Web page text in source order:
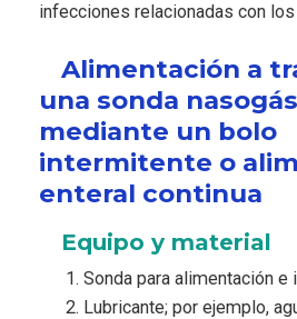
infecciones relacionadas con
Alimentación a
una sonda
mediante un bolo
intermitente o
enteral continua
Equipo y material
Sonda para alimentación e
Lubricante; por ejemplo,